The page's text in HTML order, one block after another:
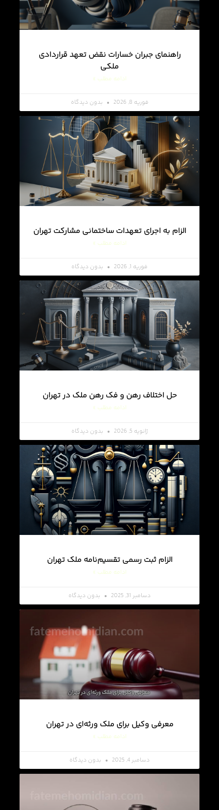
راهنمای جبران خسارات نقض تعهد قراردادی
ملکی
ادامه مطلب »
فوریه 8, 2026 بدون دیدگاه
الزام به اجرای تعهدات ساختمانی مشارکت تهران
ادامه مطلب »
فوریه 1, 2026 بدون دیدگاه
حل اختلاف رهن و فک رهن ملک در تهران
ادامه مطلب »
ژانویه 5, 2026 بدون دیدگاه
الزام ثبت رسمی تقسیم‌نامه ملک تهران
ادامه مطلب »
دسامبر 31, 2025 بدون دیدگاه
معرفی وکیل برای ملک ورثه‌ای در تهران
ادامه مطلب »
دسامبر 4, 2025 بدون دیدگاه